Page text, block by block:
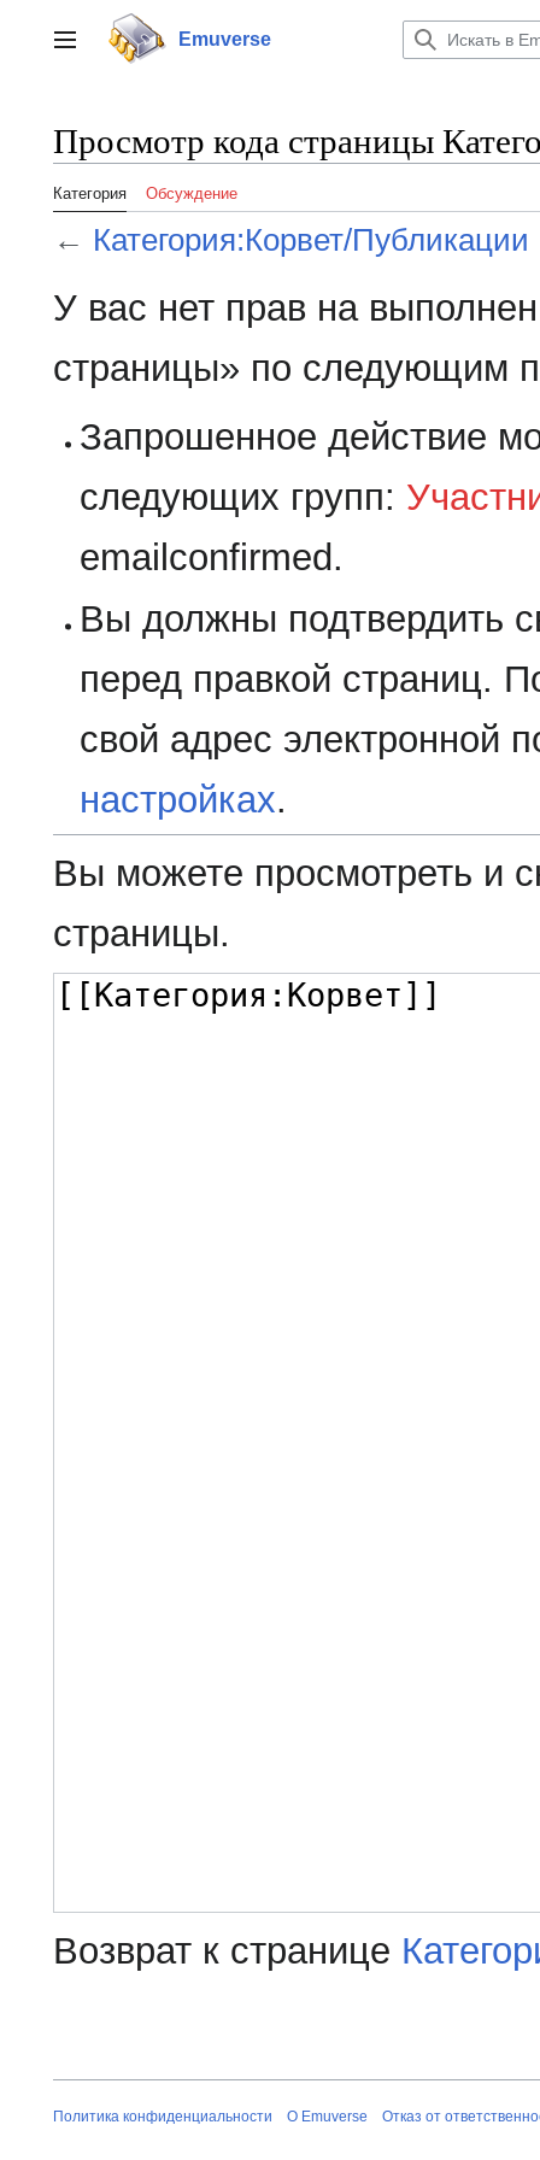
к
содержанию
Переключить боковую панель
Emuverse
Просмотр кода страницы
Категория Обсуждение
← Категория:Корвет/Публикации
У вас нет прав на
страницы» по следующим
Запрошенное действие
следующих групп:
emailconfirmed.
Вы должны подтвердить
перед правкой страниц.
свой адрес электронной
настройках.
Вы можете просмотреть и
страницы.
Возврат к странице
Политика конфиденциальности О Emuverse Отказ от